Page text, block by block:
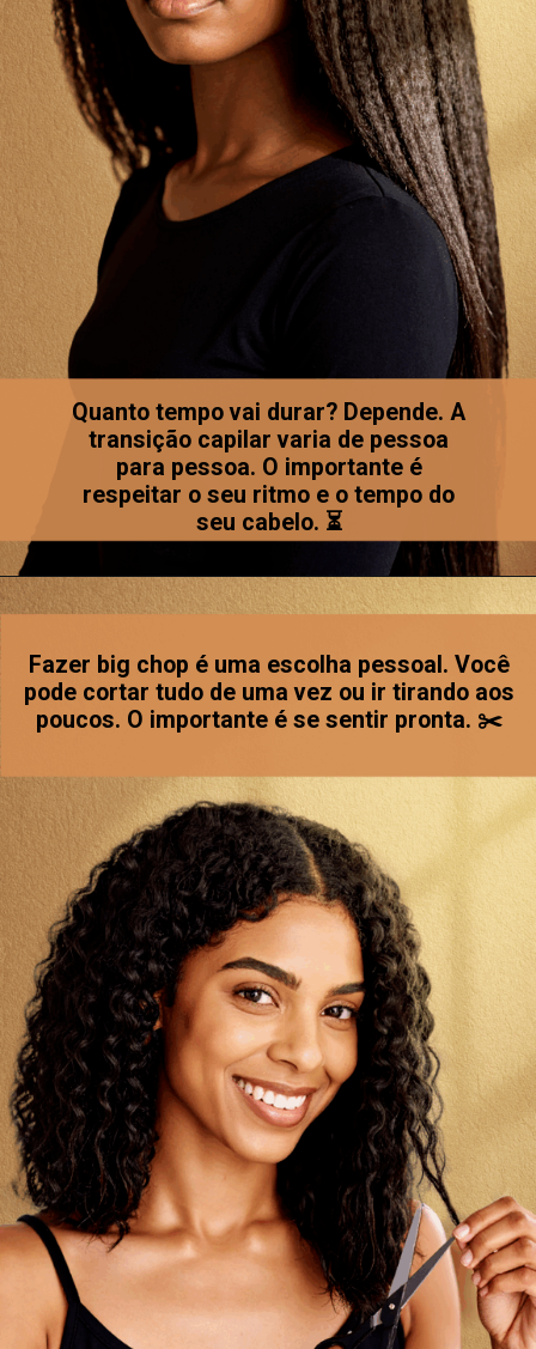
Quanto tempo vai durar? Depende. A
transição capilar varia de pessoa
para pessoa. O importante é
respeitar o seu ritmo e o tempo do
seu cabelo. ⏳
Fazer big chop é uma escolha pessoal. Você
pode cortar tudo de uma vez ou ir tirando aos
poucos. O importante é se sentir pronta. ✂️